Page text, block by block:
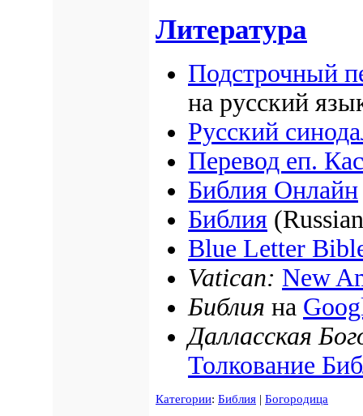
Литература
Подстрочный
на русский
Русский
Перевод еп.
Библия Онлайн
Библия
Blue Letter
Vatican: New
Библия на
Далласская
Толкование
Категории: Библия | Богородица